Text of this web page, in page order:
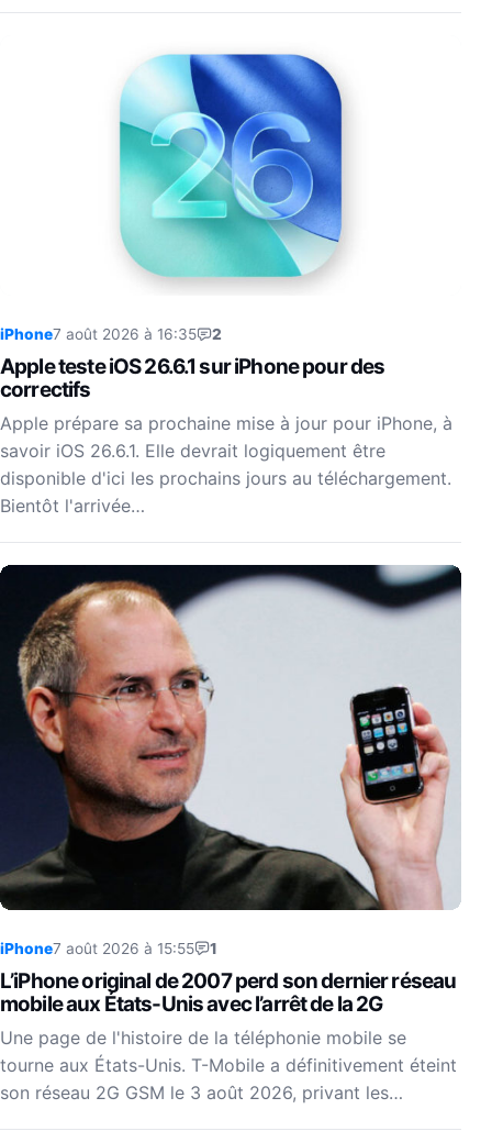
iPhone7 août 2026 à 16:35 2
Apple teste iOS 26.6.1 sur iPhone pour des
correctifs
Apple prépare sa prochaine mise à jour pour iPhone, à
savoir iOS 26.6.1. Elle devrait logiquement être
disponible d'ici les prochains jours au téléchargement.
Bientôt l'arrivée…
iPhone7 août 2026 à 15:55 1
L’iPhone original de 2007 perd son dernier réseau
mobile aux États-Unis avec l’arrêt de la 2G
Une page de l'histoire de la téléphonie mobile se
tourne aux États-Unis. T-Mobile a définitivement éteint
son réseau 2G GSM le 3 août 2026, privant les…